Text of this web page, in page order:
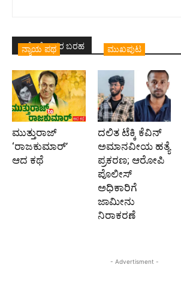
ಇದೇ ಲೇಖಕರ ಬರಹ
ನ್ಯಾಯ ಪಥ
ಮುತ್ತುರಾಜ್
‘ರಾಜಕುಮಾರ್‍’
ಆದ ಕಥೆ
ಮುಖಪುಟ
ದಲಿತ ಟೆಕ್ಕಿ ಕೆವಿನ್
ಅಮಾನವೀಯ ಹತ್ಯೆ
ಪ್ರಕರಣ; ಆರೋಪಿ
ಪೊಲೀಸ್‌
ಅಧಿಕಾರಿಗೆ
ಜಾಮೀನು
ನಿರಾಕರಣೆ
- Advertisment -